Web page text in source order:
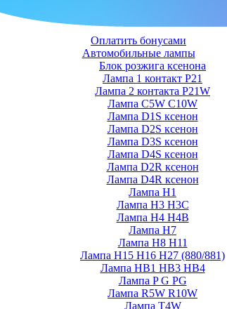
Оплатить бонусами
Автомобильные лампы
Блок розжига ксенона
Лампа 1 контакт P21
Лампа 2 контакта P21W
Лампа C5W C10W
Лампа D1S ксенон
Лампа D2S ксенон
Лампа D3S ксенон
Лампа D4S ксенон
Лампа D2R ксенон
Лампа D4R ксенон
Лампа H1
Лампа H3 H3C
Лампа H4 H4B
Лампа H7
Лампа H8 H11
Лампа H15 H16 H27 (880/881)
Лампа HB1 HB3 HB4
Лампа P G PG
Лампа R5W R10W
Лампа T4W